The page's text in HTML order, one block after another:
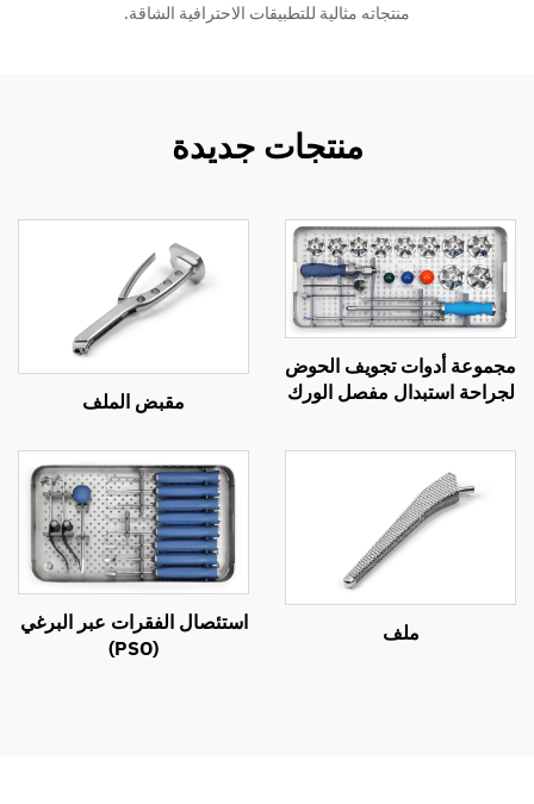
منتجاته مثالية للتطبيقات الاحترافية الشاقة.
منتجات جديدة
مجموعة أدوات تجويف الحوض
لجراحة استبدال مفصل الورك
مقبض الملف
ملف
استئصال الفقرات عبر البرغي
(PSO)